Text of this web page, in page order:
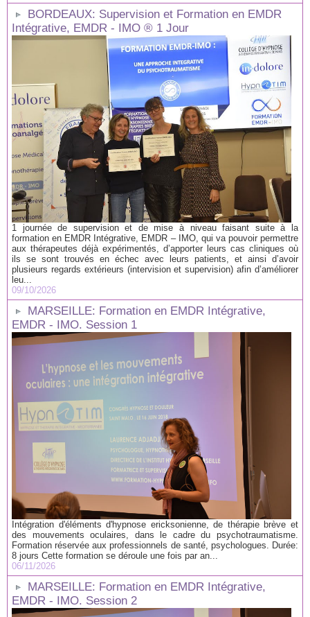
BORDEAUX: Supervision et Formation en EMDR
Intégrative, EMDR - IMO ® 1 Jour
1 journée de supervision et de mise à niveau faisant suite à la
formation en EMDR Intégrative, EMDR – IMO, qui va pouvoir permettre
aux thérapeutes déjà expérimentés, d’apporter leurs cas cliniques où
ils se sont trouvés en échec avec leurs patients, et ainsi d’avoir
plusieurs regards extérieurs (intervision et supervision) afin d’améliorer
leu...
09/10/2026
MARSEILLE: Formation en EMDR Intégrative,
EMDR - IMO. Session 1
Intégration d'éléments d'hypnose ericksonienne, de thérapie brève et
des mouvements oculaires, dans le cadre du psychotraumatisme.
Formation réservée aux professionnels de santé, psychologues. Durée:
8 jours Cette formation se déroule une fois par an...
06/11/2026
MARSEILLE: Formation en EMDR Intégrative,
EMDR - IMO. Session 2